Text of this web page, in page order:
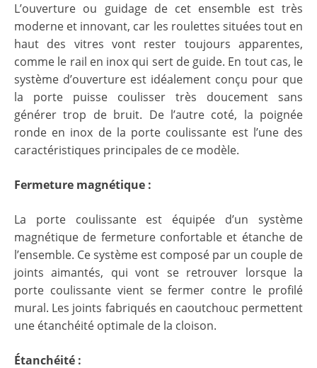
L’ouverture ou guidage de cet ensemble est très
moderne et innovant, car les roulettes situées tout en
haut des vitres vont rester toujours apparentes,
comme le rail en inox qui sert de guide. En tout cas, le
système d’ouverture est idéalement conçu pour que
la porte puisse coulisser très doucement sans
générer trop de bruit. De l’autre coté, la poignée
ronde en inox de la porte coulissante est l’une des
caractéristiques principales de ce modèle.
Fermeture magnétique :
La porte coulissante est équipée d’un système
magnétique de fermeture confortable et étanche de
l’ensemble. Ce système est composé par un couple de
joints aimantés, qui vont se retrouver lorsque la
porte coulissante vient se fermer contre le profilé
mural. Les joints fabriqués en caoutchouc permettent
une étanchéité optimale de la cloison.
Étanchéité :